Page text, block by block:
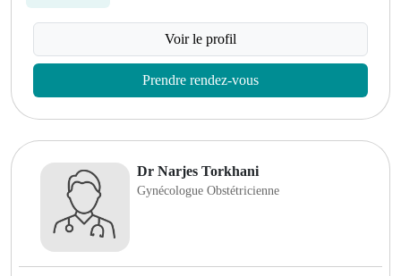
Voir le profil
Prendre rendez-vous
Dr Narjes Torkhani
Gynécologue Obstétricienne